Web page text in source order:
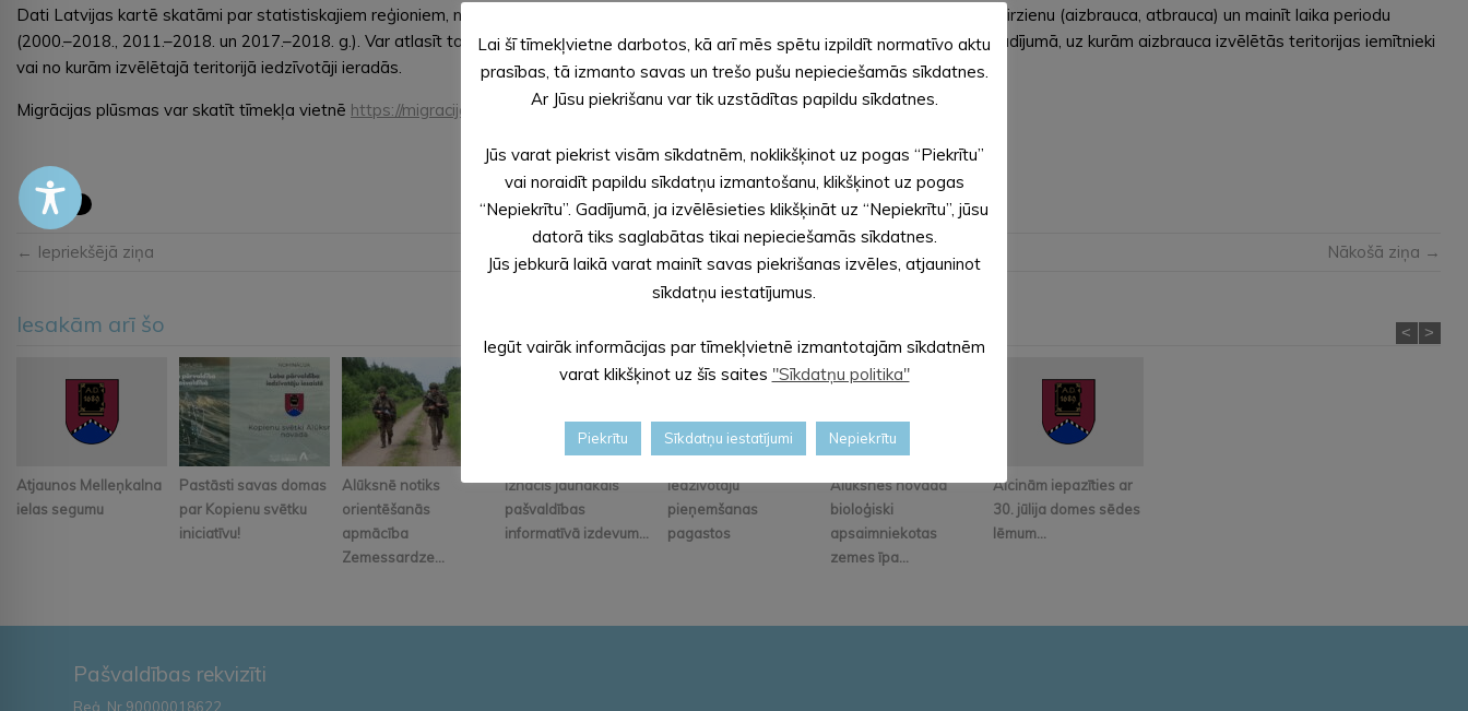
Dati Latvijas kartē skatāmi par statistiskajiem reģioniem, novadiem, pagastiem un pilsētām. Kartē var pārslēgt migrācijas plūsmu virzienu (aizbrauca, atbrauca) un mainīt laika periodu
(2000.–2018., 2011.–2018. un 2017.–2018. g.). Var atlasīt top 5, 10 vai 30 teritorijas vai visas teritorijas punktu diagrammu kartes gadījumā, uz kurām aizbrauca izvēlētās teritorijas iemītnieki
vai no kurām izvēlētajā teritorijā iedzīvotāji ieradās.
Migrācijas plūsmas var skatīt tīmekļa vietnē https://migracija.csb.gov.lv.
← Iepriekšējā ziņa Nākošā ziņa →
Iesakām arī šo
Atjaunos Melleņkalna
ielas segumu
Pastāsti savas domas
par Kopienu svētku
iniciatīvu!
Alūksnē notiks
orientēšanās
apmācība
Zemessardze...
Iznācis jaunākais
pašvaldības
informatīvā izdevum...
Iedzīvotāju
pieņemšanas
pagastos
Alūksnes novadā
bioloģiski
apsaimniekotas
zemes īpa...
Aicinām iepazīties ar
30. jūlija domes sēdes
lēmum...
< >
Pašvaldības rekvizīti
Reģ. Nr.90000018622
Lai šī tīmekļvietne darbotos, kā arī mēs spētu izpildīt normatīvo aktu
prasības, tā izmanto savas un trešo pušu nepieciešamās sīkdatnes.
Ar Jūsu piekrišanu var tik uzstādītas papildu sīkdatnes.
Jūs varat piekrist visām sīkdatnēm, noklikšķinot uz pogas “Piekrītu”
vai noraidīt papildu sīkdatņu izmantošanu, klikšķinot uz pogas
“Nepiekrītu”. Gadījumā, ja izvēlēsieties klikšķināt uz “Nepiekrītu”, jūsu
datorā tiks saglabātas tikai nepieciešamās sīkdatnes.
Jūs jebkurā laikā varat mainīt savas piekrišanas izvēles, atjauninot
sīkdatņu iestatījumus.
Iegūt vairāk informācijas par tīmekļvietnē izmantotajām sīkdatnēm
varat klikšķinot uz šīs saites "Sīkdatņu politika"
Piekrītu Sīkdatņu iestatījumi Nepiekrītu